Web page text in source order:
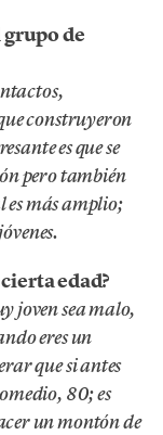
de
construyeron
es que se
pero también
más amplio;
edad?
joven sea malo,
eres un
que si antes
80; es
un montón de